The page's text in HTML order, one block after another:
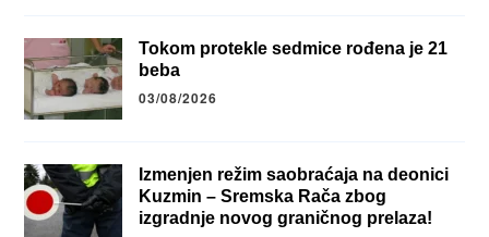
Tokom protekle sedmice rođena je 21
beba
03/08/2026
Izmenjen režim saobraćaja na deonici
Kuzmin – Sremska Rača zbog
izgradnje novog graničnog prelaza!